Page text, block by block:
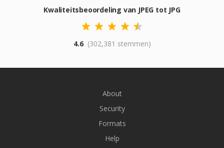
Kwaliteitsbeoordeling van JPEG tot JPG
4.6 (302,381 stemmen)
About
Security
Formats
Help